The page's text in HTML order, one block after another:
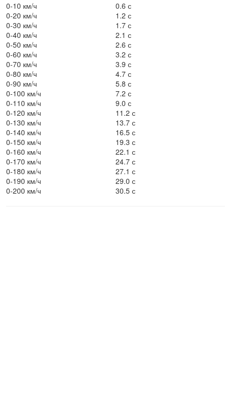
0-10 км/ч
0.6 с
0-20 км/ч
1.2 с
0-30 км/ч
1.7 с
0-40 км/ч
2.1 с
0-50 км/ч
2.6 с
0-60 км/ч
3.2 с
0-70 км/ч
3.9 с
0-80 км/ч
4.7 с
0-90 км/ч
5.8 с
0-100 км/ч
7.2 с
0-110 км/ч
9.0 с
0-120 км/ч
11.2 с
0-130 км/ч
13.7 с
0-140 км/ч
16.5 с
0-150 км/ч
19.3 с
0-160 км/ч
22.1 с
0-170 км/ч
24.7 с
0-180 км/ч
27.1 с
0-190 км/ч
29.0 с
0-200 км/ч
30.5 с